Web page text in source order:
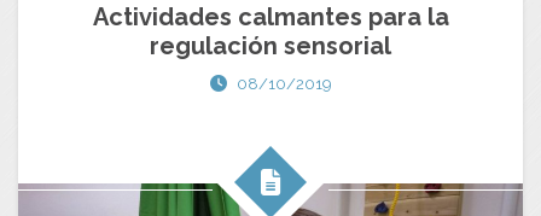
Actividades calmantes para la
regulación sensorial
08/10/2019